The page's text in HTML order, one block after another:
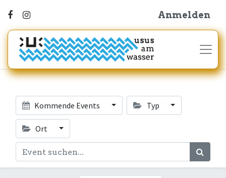
Anmelden
Kommende Events Typ
Ort